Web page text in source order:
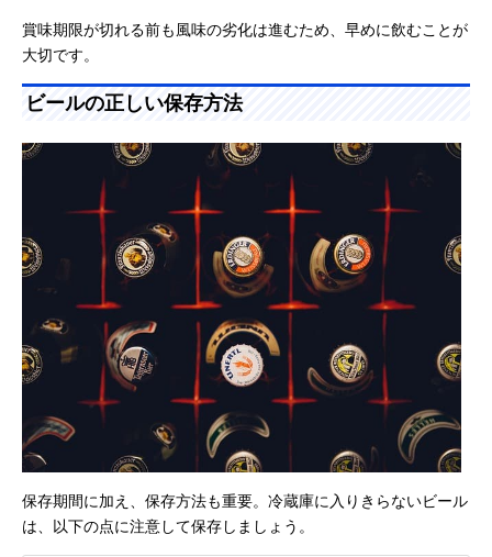
賞味期限が切れる前も風味の劣化は進むため、早めに飲むことが
大切です。
ビールの正しい保存方法
保存期間に加え、保存方法も重要。冷蔵庫に入りきらないビール
は、以下の点に注意して保存しましょう。